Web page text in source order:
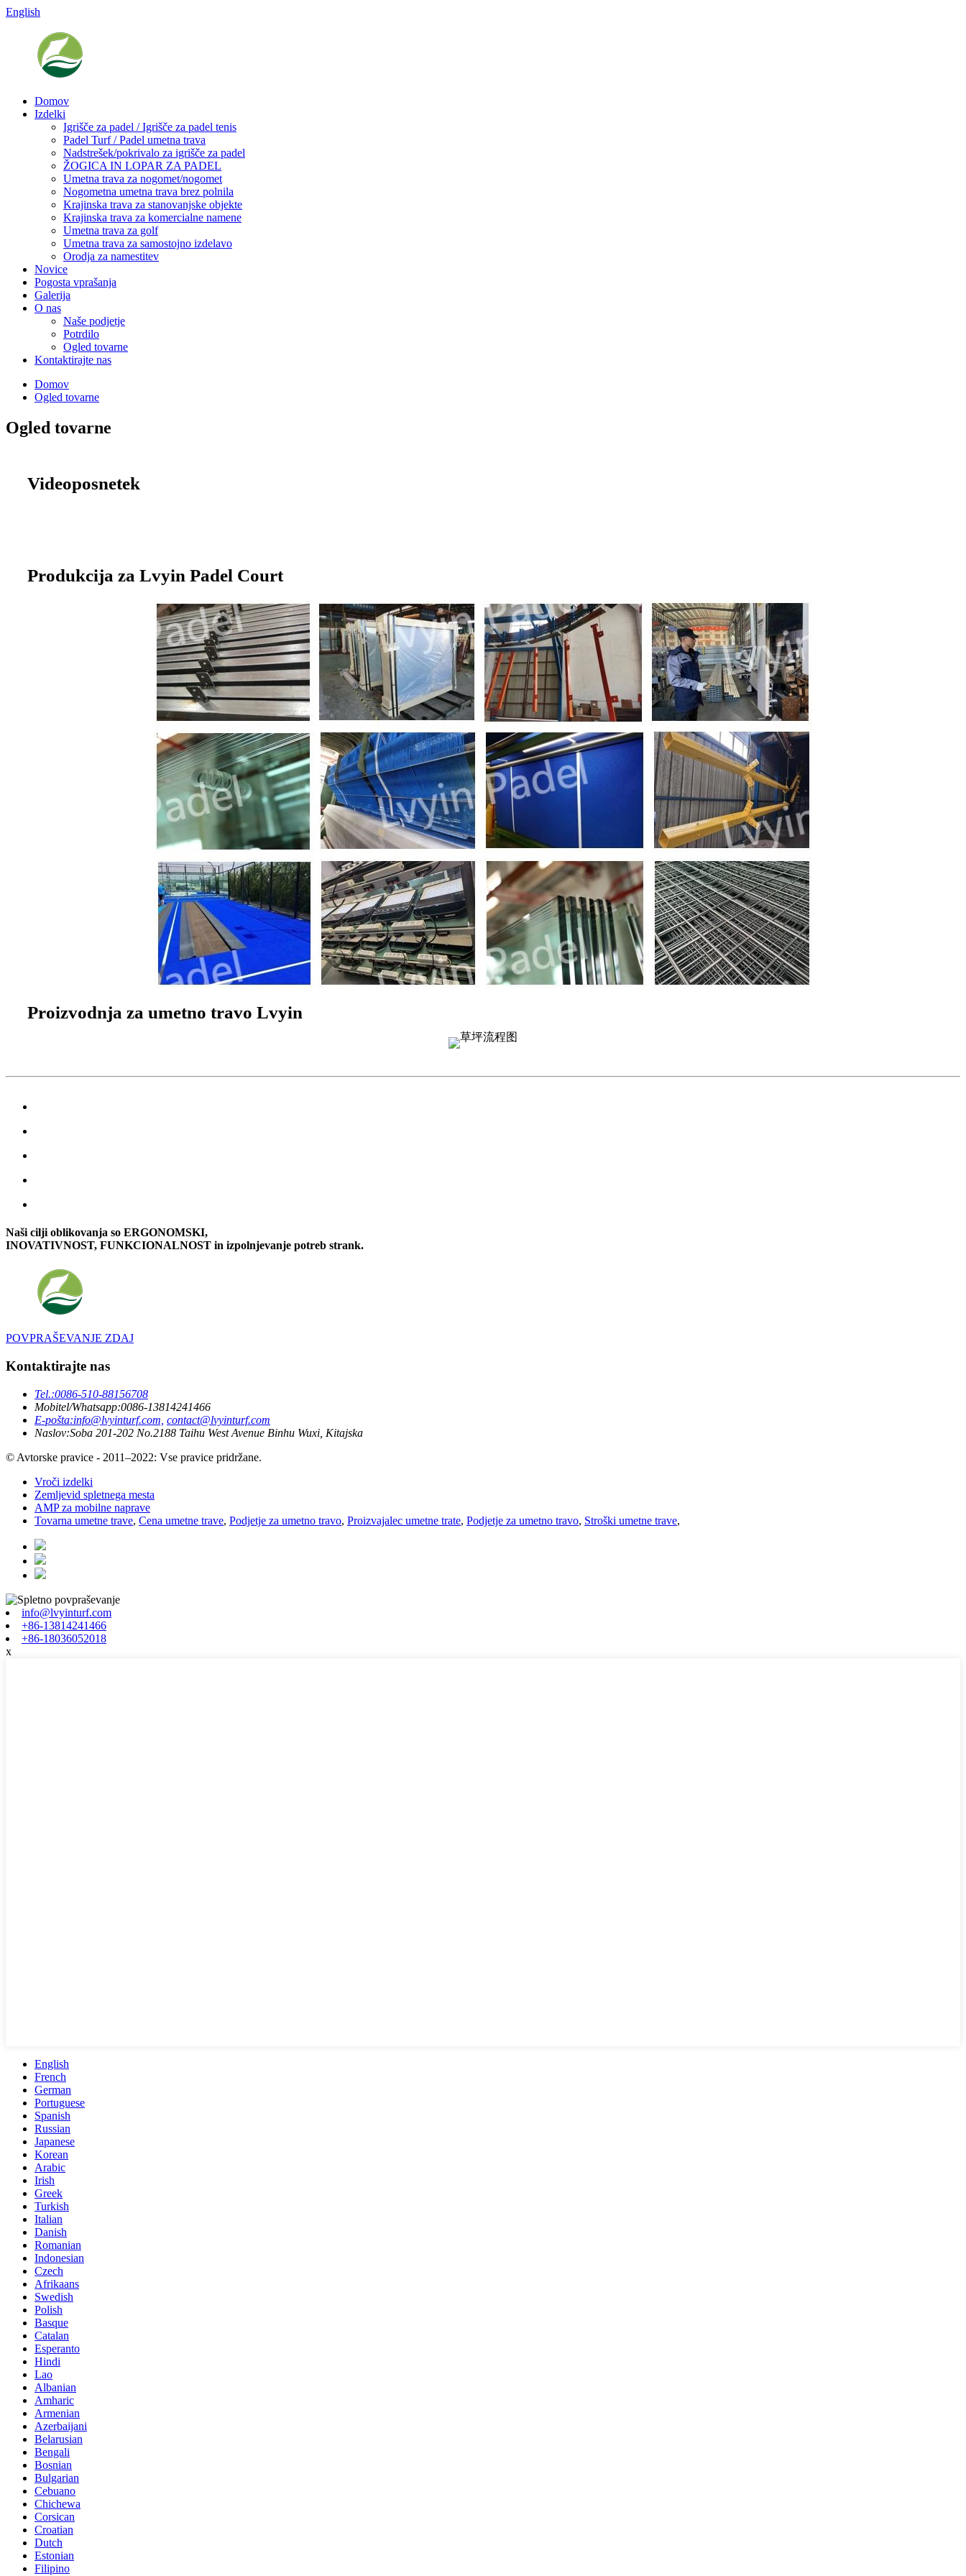
English
Domov
Izdelki
Igrišče za padel / Igrišče za padel tenis
Padel Turf / Padel umetna trava
Nadstrešek/pokrivalo za igrišče za padel
ŽOGICA IN LOPAR ZA PADEL
Umetna trava za nogomet/nogomet
Nogometna umetna trava brez polnila
Krajinska trava za stanovanjske objekte
Krajinska trava za komercialne namene
Umetna trava za golf
Umetna trava za samostojno izdelavo
Orodja za namestitev
Novice
Pogosta vprašanja
Galerija
O nas
Naše podjetje
Potrdilo
Ogled tovarne
Kontaktirajte nas
Domov
Ogled tovarne
Ogled tovarne
Videoposnetek
Produkcija za Lvyin Padel Court
Proizvodnja za umetno travo Lvyin
Naši cilji oblikovanja so ERGONOMSKI,
INOVATIVNOST, FUNKCIONALNOST in izpolnjevanje potreb strank.
POVPRAŠEVANJE ZDAJ
Kontaktirajte nas
Tel.:0086-510-88156708
Mobitel/Whatsapp:0086-13814241466
E-pošta:info@lvyinturf.com, contact@lvyinturf.com
Naslov:Soba 201-202 No.2188 Taihu West Avenue Binhu Wuxi, Kitajska
© Avtorske pravice - 2011–2022: Vse pravice pridržane.
Vroči izdelki
Zemljevid spletnega mesta
AMP za mobilne naprave
Tovarna umetne trave, Cena umetne trave, Podjetje za umetno travo, Proizvajalec umetne trate, Podjetje za umetno travo, Stroški umetne trave,
info@lvyinturf.com
+86-13814241466
+86-18036052018
x
English
French
German
Portuguese
Spanish
Russian
Japanese
Korean
Arabic
Irish
Greek
Turkish
Italian
Danish
Romanian
Indonesian
Czech
Afrikaans
Swedish
Polish
Basque
Catalan
Esperanto
Hindi
Lao
Albanian
Amharic
Armenian
Azerbaijani
Belarusian
Bengali
Bosnian
Bulgarian
Cebuano
Chichewa
Corsican
Croatian
Dutch
Estonian
Filipino